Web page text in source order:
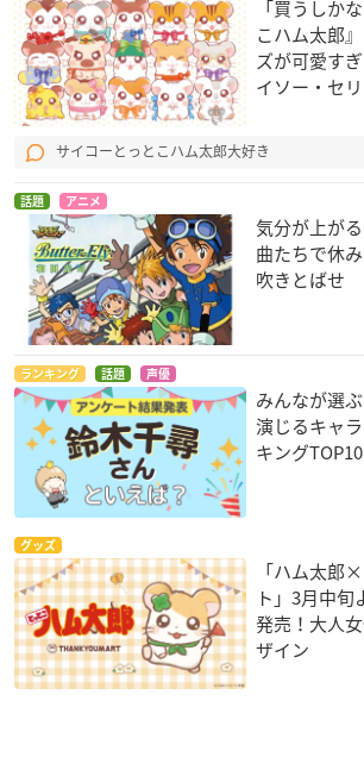
「買うしか
こハム太郎
ズが可愛す
イソー・セ
サイコーとっとこハム太郎大好き
話題 アニメ
気分が上が
曲たちで休
吹きとばせ
ランキング 話題 声優
みんなが選
演じるキャ
キング
グッズ
「ハム太郎
ト」3月中旬
発売！大人
ザイン